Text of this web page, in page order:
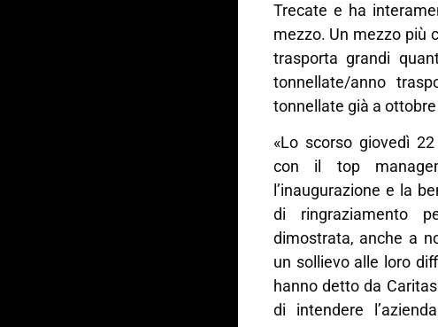
Trecate e ha
mezzo. Un mezzo più
trasporta grandi
tonnellate/anno
tonnellate già a
«Lo scorso giovedì
con il top
l’inaugurazione e la
di ringraziamento
dimostrata, anche a
un sollievo alle loro
hanno detto da
di intendere